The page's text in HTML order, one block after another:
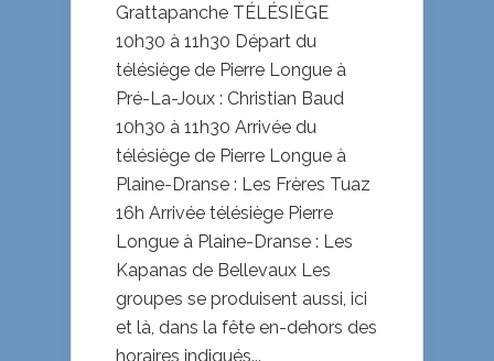
Grattapanche TÉLÉSIÈGE
10h30 à 11h30 Départ du
télésiège de Pierre Longue à
Pré-La-Joux : Christian Baud
10h30 à 11h30 Arrivée du
télésiège de Pierre Longue à
Plaine-Dranse : Les Frères Tuaz
16h Arrivée télésiège Pierre
Longue à Plaine-Dranse : Les
Kapanas de Bellevaux Les
groupes se produisent aussi, ici
et là, dans la fête en-dehors des
horaires indiqués...